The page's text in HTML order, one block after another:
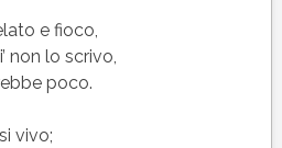
e fioco,
non lo scrivo,
poco.
vivo;